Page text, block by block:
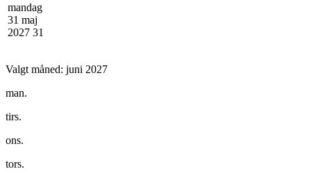
mandag
31 maj
2027 31
Valgt måned: juni 2027
man.
tirs.
ons.
tors.